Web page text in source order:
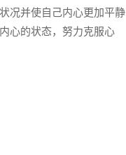
况并使自己内心更加平静
心的状态，努力克服心